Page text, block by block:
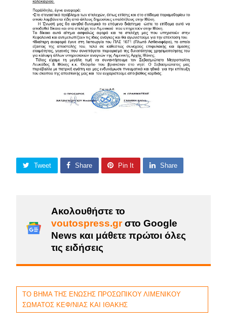
Tweet Share Pin It Share
Ακολουθήστε το
voutospress.grστο Google
News και μάθετε πρώτοι όλες
τις ειδήσεις
ΤΟ ΒΗΜΑ ΤΗΣ ΕΝΩΣΗΣ ΠΡΟΣΩΠΙΚΟΥ ΛΙΜΕΝΙΚΟΥ
ΣΩΜΑΤΟΣ ΚΕΦ/ΝΙΑΣ ΚΑΙ ΙΘΑΚΗΣ